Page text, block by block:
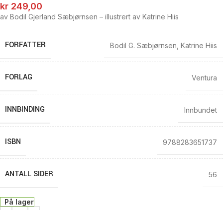
kr 249,00
av Bodil Gjerland Sæbjørnsen – illustrert av Katrine Hiis
FORFATTER Bodil G. Sæbjørnsen Katrine Hiis
FORLAG Ventura
INNBINDING Innbundet
ISBN 9788283651737
ANTALL SIDER 56
På lager